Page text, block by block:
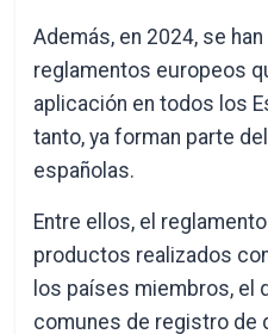
Además, en 2024, se
reglamentos europeos
aplicación en todos los
tanto, ya forman parte
españolas.
Entre ellos, el
productos realizados
los países miembros, el
comunes de registro de